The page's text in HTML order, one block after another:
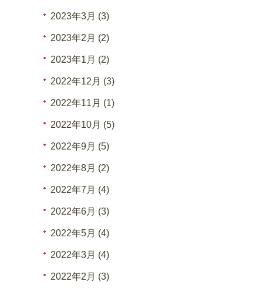
2023年3月 (3)
2023年2月 (2)
2023年1月 (2)
2022年12月 (3)
2022年11月 (1)
2022年10月 (5)
2022年9月 (5)
2022年8月 (2)
2022年7月 (4)
2022年6月 (3)
2022年5月 (4)
2022年3月 (4)
2022年2月 (3)